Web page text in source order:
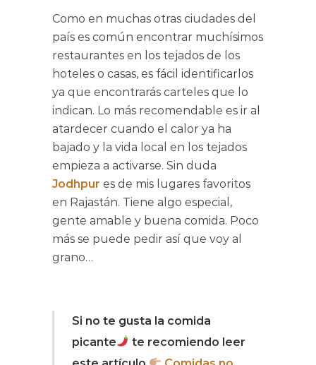
Como en muchas otras ciudades del
país es común encontrar muchísimos
restaurantes en los tejados de los
hoteles o casas, es fácil identificarlos
ya que encontrarás carteles que lo
indican. Lo más recomendable es ir al
atardecer cuando el calor ya ha
bajado y la vida local en los tejados
empieza a activarse. Sin duda
Jodhpur es de mis lugares favoritos
en Rajastán. Tiene algo especial,
gente amable y buena comida. Poco
más se puede pedir así que voy al
grano…
Si no te gusta la comida
picante
te recomiendo leer